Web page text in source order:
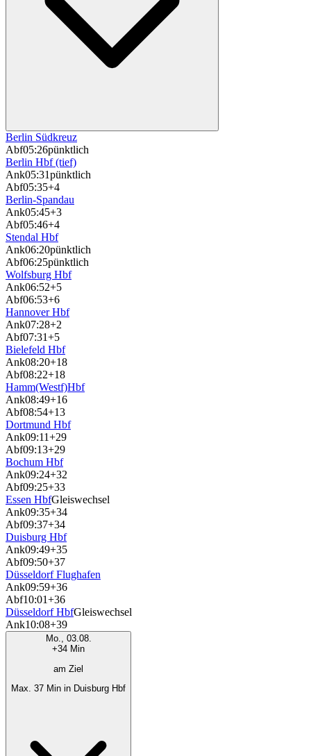
Berlin Südkreuz
Abf05:26pünktlich
Berlin Hbf (tief)
Ank05:31pünktlich
Abf05:35+4
Berlin-Spandau
Ank05:45+3
Abf05:46+4
Stendal Hbf
Ank06:20pünktlich
Abf06:25pünktlich
Wolfsburg Hbf
Ank06:52+5
Abf06:53+6
Hannover Hbf
Ank07:28+2
Abf07:31+5
Bielefeld Hbf
Ank08:20+18
Abf08:22+18
Hamm(Westf)Hbf
Ank08:49+16
Abf08:54+13
Dortmund Hbf
Ank09:11+29
Abf09:13+29
Bochum Hbf
Ank09:24+32
Abf09:25+33
Essen HbfGleiswechsel
Ank09:35+34
Abf09:37+34
Duisburg Hbf
Ank09:49+35
Abf09:50+37
Düsseldorf Flughafen
Ank09:59+36
Abf10:01+36
Düsseldorf HbfGleiswechsel
Ank10:08+39
Mo., 03.08.
+34 Min
am Ziel
Max. 37 Min in Duisburg Hbf